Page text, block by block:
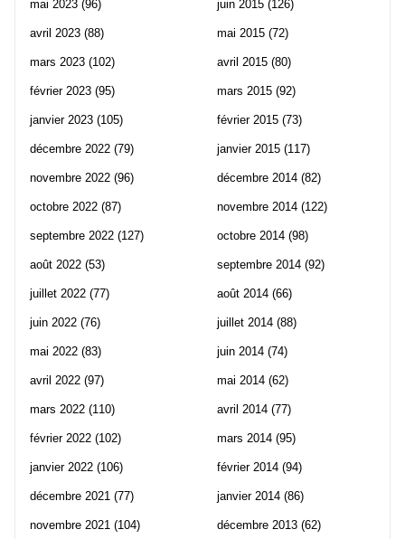
mai 2023 (96)
avril 2023 (88)
mars 2023 (102)
février 2023 (95)
janvier 2023 (105)
décembre 2022 (79)
novembre 2022 (96)
octobre 2022 (87)
septembre 2022 (127)
août 2022 (53)
juillet 2022 (77)
juin 2022 (76)
mai 2022 (83)
avril 2022 (97)
mars 2022 (110)
février 2022 (102)
janvier 2022 (106)
décembre 2021 (77)
novembre 2021 (104)
juin 2015 (126)
mai 2015 (72)
avril 2015 (80)
mars 2015 (92)
février 2015 (73)
janvier 2015 (117)
décembre 2014 (82)
novembre 2014 (122)
octobre 2014 (98)
septembre 2014 (92)
août 2014 (66)
juillet 2014 (88)
juin 2014 (74)
mai 2014 (62)
avril 2014 (77)
mars 2014 (95)
février 2014 (94)
janvier 2014 (86)
décembre 2013 (62)